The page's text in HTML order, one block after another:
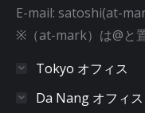
E-mail: satoshi(at-
※（at-mark）は@と
Tokyo オフィス
Da Nang オフィス